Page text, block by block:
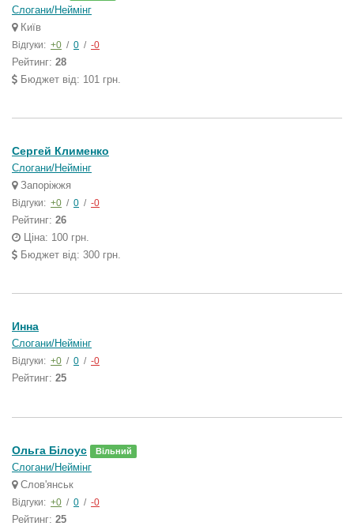
Слогани/Неймінг
Київ
Відгуки: +0 / 0 / -0
Рейтинг: 28
Бюджет від: 101 грн.
Сергей Клименко
Слогани/Неймінг
Запоріжжя
Відгуки: +0 / 0 / -0
Рейтинг: 26
Ціна: 100 грн.
Бюджет від: 300 грн.
Инна
Слогани/Неймінг
Відгуки: +0 / 0 / -0
Рейтинг: 25
Ольга Білоус Вільний
Слогани/Неймінг
Слов'янськ
Відгуки: +0 / 0 / -0
Рейтинг: 25